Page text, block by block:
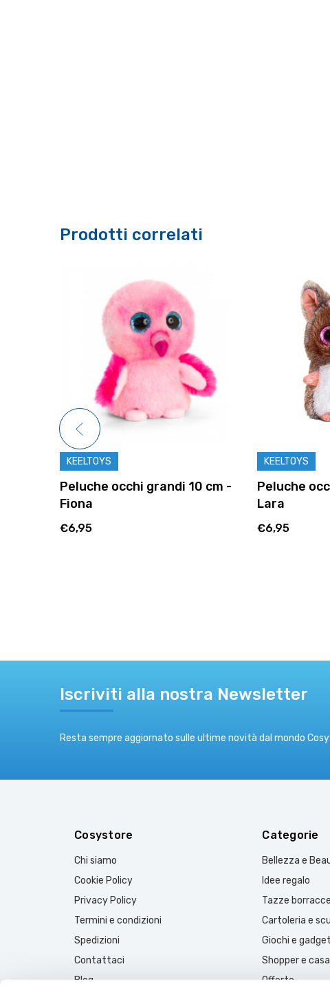
Prodotti correlati
KEELTOYS
Peluche occhi grandi 10 cm -
Fiona
€6,95
KEELTOYS
Peluche
Lara
€6,95
Iscriviti alla nostra Newsletter
Resta sempre aggiornato sulle ultime novità dal mondo
Cosystore
Chi siamo
Cookie Policy
Privacy Policy
Termini e condizioni
Spedizioni
Contattaci
Blog
Categorie
Bellezza e
Idee regalo
Tazze
Cartoleria e
Giochi e gadget
Shopper e casa
Offerte